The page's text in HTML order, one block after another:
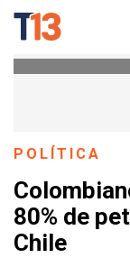
POLÍTICA
80% de
Chile